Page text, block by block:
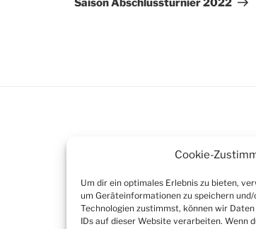
Cookie-
Um dir ein optimales Erlebnis zu bieten,
um Geräteinformationen zu speichern
Technologien zustimmst, können wir
IDs auf dieser Website verarbeiten. Wenn
Saison Abschlussturnier 2022